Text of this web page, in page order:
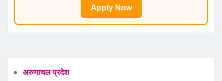
Apply Now
अरुणाचल प्रदेश